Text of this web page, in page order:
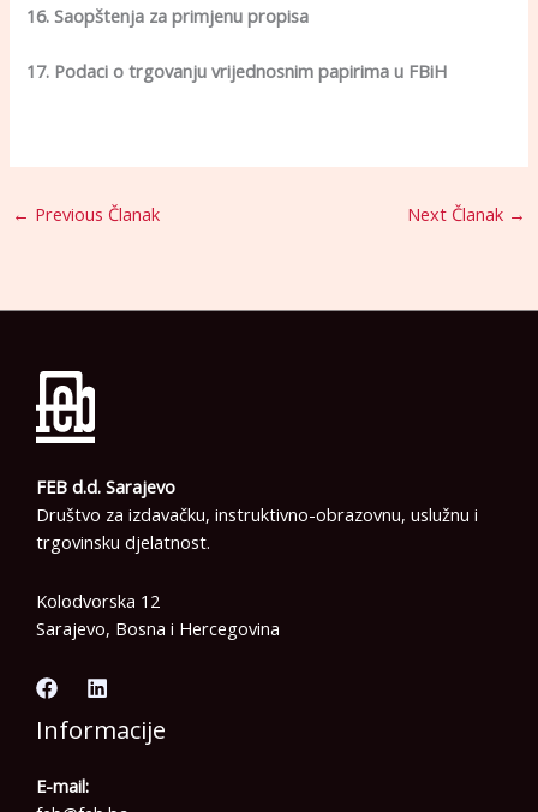
16. Saopštenja za primjenu propisa
17. Podaci o trgovanju vrijednosnim papirima u FBiH
← Previous Članak Next Članak →
FEB d.d. Sarajevo
Društvo za izdavačku, instruktivno-obrazovnu, uslužnu i
trgovinsku djelatnost.
Kolodvorska 12
Sarajevo, Bosna i Hercegovina
Informacije
E-mail: